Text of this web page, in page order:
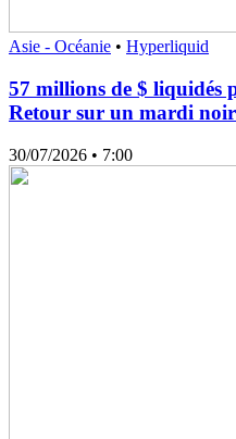
Asie - Océanie • Hyperliquid
57 millions de $ liquidés
Retour sur un mardi noir
30/07/2026 • 7:00